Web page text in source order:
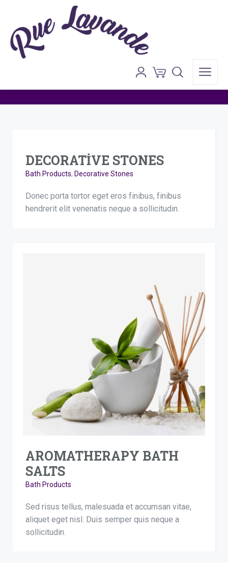
Portfolio – 1 Column
DECORATIVE STONES
Bath Products, Decorative Stones
Donec porta tortor eget eros finibus, finibus
hendrerit elit venenatis neque a sollicitudin.
AROMATHERAPY BATH
SALTS
Bath Products
Sed risus tellus, malesuada et accumsan vitae,
aliquet eget nisl. Duis semper quis neque a
sollicitudin.